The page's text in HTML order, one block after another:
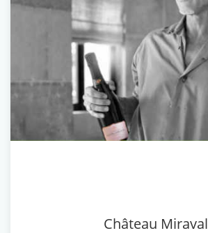
Château Miraval